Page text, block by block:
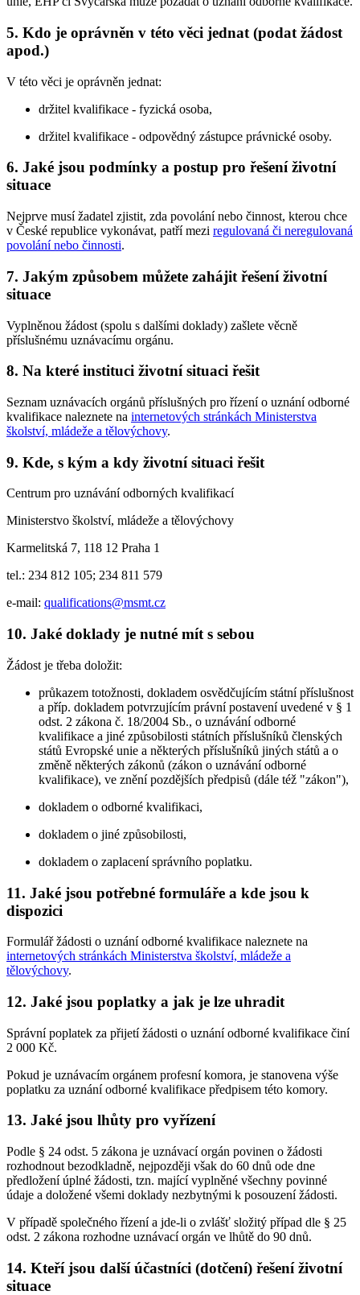
5. Kdo je oprávněn v této věci jednat (podat žádost
apod.)
V této věci je oprávněn jednat:
držitel kvalifikace - fyzická osoba,
držitel kvalifikace - odpovědný zástupce právnické osoby.
6. Jaké jsou podmínky a postup pro řešení životní
situace
Nejprve musí žadatel zjistit, zda povolání nebo činnost, kterou chce
v České republice vykonávat, patří mezi regulovaná či neregulovaná
povolání nebo činnosti.
7. Jakým způsobem můžete zahájit řešení životní
situace
Vyplněnou žádost (spolu s dalšími doklady) zašlete věcně
příslušnému uznávacímu orgánu.
8. Na které instituci životní situaci řešit
Seznam uznávacích orgánů příslušných pro řízení o uznání odborné
kvalifikace naleznete na internetových stránkách Ministerstva
školství, mládeže a tělovýchovy.
9. Kde, s kým a kdy životní situaci řešit
Centrum pro uznávání odborných kvalifikací
Ministerstvo školství, mládeže a tělovýchovy
Karmelitská 7, 118 12 Praha 1
tel.: 234 812 105; 234 811 579
e-mail: qualifications@msmt.cz
10. Jaké doklady je nutné mít s sebou
Žádost je třeba doložit:
průkazem totožnosti, dokladem osvědčujícím státní příslušnost
a příp. dokladem potvrzujícím právní postavení uvedené v § 1
odst. 2 zákona č. 18/2004 Sb., o uznávání odborné
kvalifikace a jiné způsobilosti státních příslušníků členských
států Evropské unie a některých příslušníků jiných států a o
změně některých zákonů (zákon o uznávání odborné
kvalifikace), ve znění pozdějších předpisů (dále též "zákon"),
dokladem o odborné kvalifikaci,
dokladem o jiné způsobilosti,
dokladem o zaplacení správního poplatku.
11. Jaké jsou potřebné formuláře a kde jsou k
dispozici
Formulář žádosti o uznání odborné kvalifikace naleznete na
internetových stránkách Ministerstva školství, mládeže a
tělovýchovy.
12. Jaké jsou poplatky a jak je lze uhradit
Správní poplatek za přijetí žádosti o uznání odborné kvalifikace činí
2 000 Kč.
Pokud je uznávacím orgánem profesní komora, je stanovena výše
poplatku za uznání odborné kvalifikace předpisem této komory.
13. Jaké jsou lhůty pro vyřízení
Podle § 24 odst. 5 zákona je uznávací orgán povinen o žádosti
rozhodnout bezodkladně, nejpozději však do 60 dnů ode dne
předložení úplné žádosti, tzn. mající vyplněné všechny povinné
údaje a doložené všemi doklady nezbytnými k posouzení žádosti.
V případě společného řízení a jde-li o zvlášť složitý případ dle § 25
odst. 2 zákona rozhodne uznávací orgán ve lhůtě do 90 dnů.
14. Kteří jsou další účastníci (dotčení) řešení životní
situace